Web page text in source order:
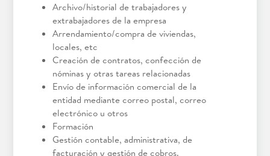
Archivo/historial de trabajadores y
extrabajadores de la empresa
Arrendamiento/compra de viviendas,
locales, etc
Creación de contratos, confección de
nóminas y otras tareas relacionadas
Envío de información comercial de la
entidad mediante correo postal, correo
electrónico u otros
Formación
Gestión contable, administrativa, de
facturación y gestión de cobros.